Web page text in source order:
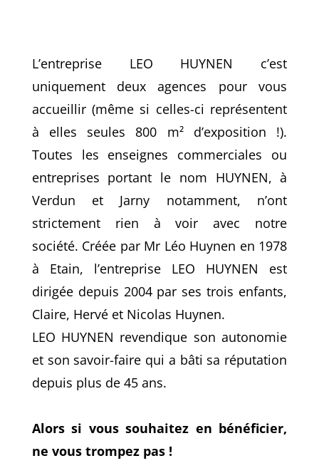
L’entreprise LEO HUYNEN c’est
uniquement deux agences pour vous
accueillir (même si celles-ci représentent
à elles seules 800 m² d’exposition !).
Toutes les enseignes commerciales ou
entreprises portant le nom HUYNEN, à
Verdun et Jarny notamment, n’ont
strictement rien à voir avec notre
société. Créée par Mr Léo Huynen en 1978
à Etain, l’entreprise LEO HUYNEN est
dirigée depuis 2004 par ses trois enfants,
Claire, Hervé et Nicolas Huynen.
LEO HUYNEN revendique son autonomie
et son savoir-faire qui a bâti sa réputation
depuis plus de 45 ans.
Alors si vous souhaitez en bénéficier,
ne vous trompez pas !